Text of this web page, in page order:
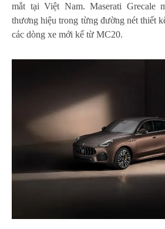
mắt tại Việt Nam. Maserati Grecale
thương hiệu trong từng đường nét thiết
các dòng xe mới kể từ MC20.